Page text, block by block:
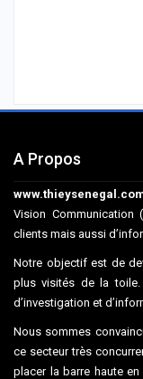
A Propos
Vision
clients mais aussi
Notre objectif est de
plus visités de la toile.
d’investigation et
Nous sommes
ce secteur très
placer la barre haute